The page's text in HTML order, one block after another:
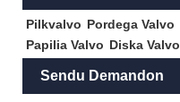
Pilkvalvo Pordega Valvo
Papilia Valvo Diska Valvo
Sendu Demandon